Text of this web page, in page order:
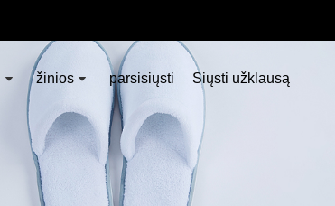
žinios parsisiųsti Siųsti užklausą